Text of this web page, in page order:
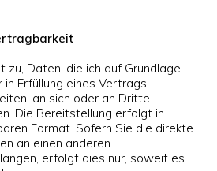
zu, Daten, die ich auf Grundlage
in Erfüllung eines Vertrags
an sich oder an Dritte
Die Bereitstellung erfolgt in
Format. Sofern Sie die direkte
an einen anderen
erfolgt dies nur, soweit es